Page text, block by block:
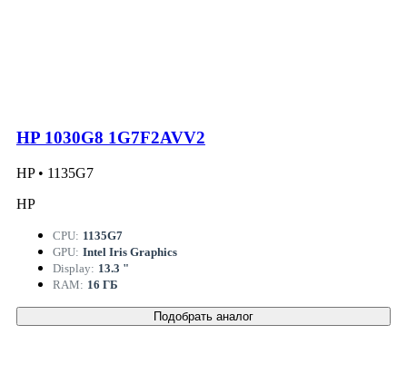
HP 1030G8 1G7F2AVV2
HP • 1135G7
HP
CPU: 1135G7
GPU: Intel Iris Graphics
Display: 13.3 "
RAM: 16 ГБ
Подобрать аналог